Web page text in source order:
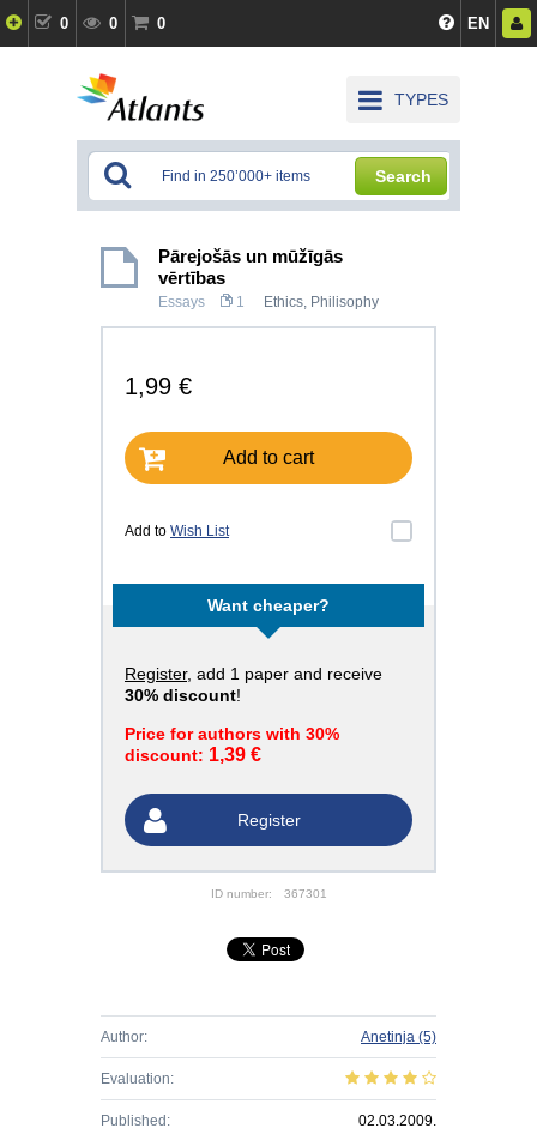
0 0 0 EN
TYPES
Search
Pārejošās un mūžīgās
vērtības
Essays 1 Ethics, Philisophy
1,99 €
Add to cart
Add to Wish List
Want cheaper?
Register, add 1 paper and receive
30% discount!
Price for authors with 30%
discount: 1,39 €
Register
ID number: 367301
Author: Anetinja (5)
Evaluation:
Published: 02.03.2009.